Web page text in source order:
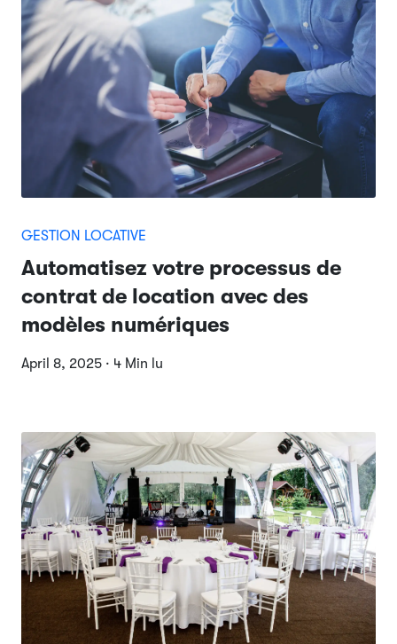
GESTION LOCATIVE
Automatisez votre processus de
contrat de location avec des
modèles numériques
April 8, 2025 · 4 Min lu